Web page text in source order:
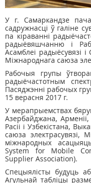
У г. Самаркандзе
садружнасці ў галіне
па кіраванні
радыёвяшчанню і
Асамблеі радыёсувязі
Міжнароднага саюза
Рабочыя групы
радыёчастотным
Пасяджэнні рабочых
15 верасня 2017 г.
У мерапрыемствах
Азербайджана,
Расіі і Узбекістана,
саюза электрасувязі,
міжнародных
System for Mobile
Supplier Association).
Спецыялісты будуць
Агульнай табліцы